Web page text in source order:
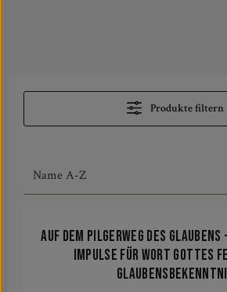
Produkte filtern
Auf dem Pilgerweg des
Impulse für Wort Gottes